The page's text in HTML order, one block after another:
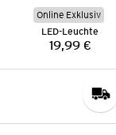
Online Exklusiv
LED-Leuchte
Preis:
19,99 €